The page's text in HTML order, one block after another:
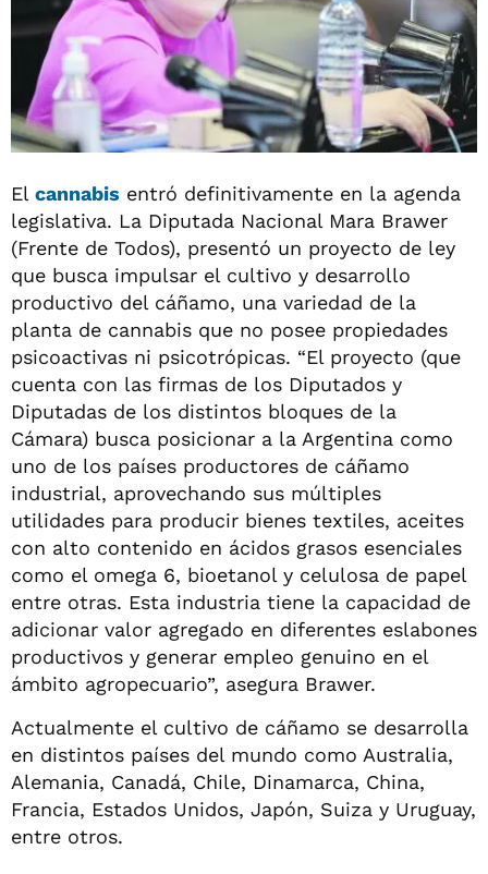
El cannabis entró definitivamente en la agenda
legislativa. La Diputada Nacional Mara Brawer
(Frente de Todos), presentó un proyecto de ley
que busca impulsar el cultivo y desarrollo
productivo del cáñamo, una variedad de la
planta de cannabis que no posee propiedades
psicoactivas ni psicotrópicas. “El proyecto (que
cuenta con las firmas de los Diputados y
Diputadas de los distintos bloques de la
Cámara) busca posicionar a la Argentina como
uno de los países productores de cáñamo
industrial, aprovechando sus múltiples
utilidades para producir bienes textiles, aceites
con alto contenido en ácidos grasos esenciales
como el omega 6, bioetanol y celulosa de papel
entre otras. Esta industria tiene la capacidad de
adicionar valor agregado en diferentes eslabones
productivos y generar empleo genuino en el
ámbito agropecuario”, asegura Brawer.
Actualmente el cultivo de cáñamo se desarrolla
en distintos países del mundo como Australia,
Alemania, Canadá, Chile, Dinamarca, China,
Francia, Estados Unidos, Japón, Suiza y Uruguay,
entre otros.